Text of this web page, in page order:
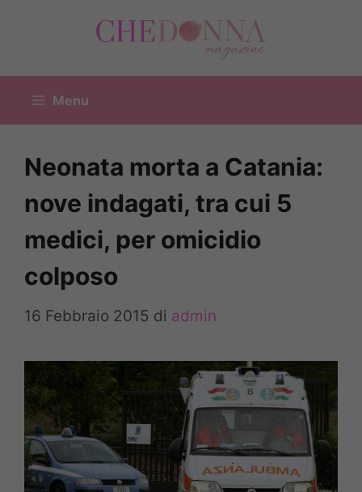
Menu
Neonata morta a Catania:
nove indagati, tra cui 5
medici, per omicidio
colposo
16 Febbraio 2015 di admin